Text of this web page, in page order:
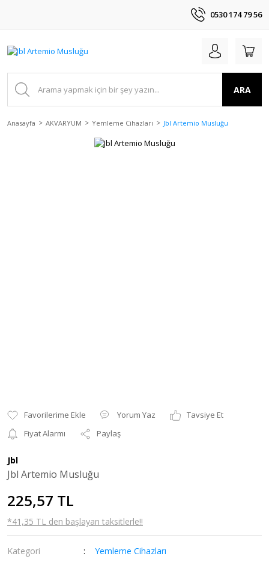
0530 174 79 56
ARA
Anasayfa AKVARYUM Yemleme Cihazları Jbl Artemio Musluğu
Yorum Yaz
Tavsiye Et
Fiyat Alarmı
Paylaş
Jbl
Jbl Artemio Musluğu
225,57 TL
*41,35 TL den başlayan taksitlerle!!
Kategori
Yemleme Cihazları